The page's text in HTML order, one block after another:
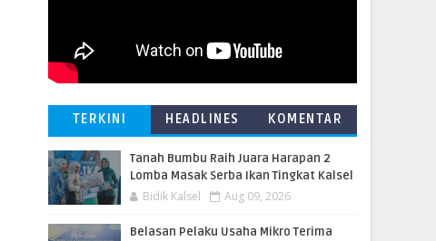
TERKINI HEADLINES KOMENTAR
Tanah Bumbu Raih Juara Harapan 2
Lomba Masak Serba Ikan Tingkat Kalsel
Bidik Kalsel Aug 09, 2026
Belasan Pelaku Usaha Mikro Terima